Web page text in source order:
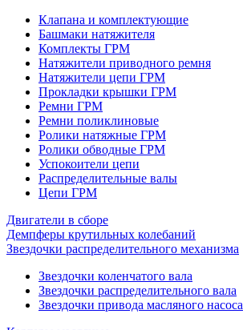
Клапана и комплектующие
Башмаки натяжителя
Комплекты ГРМ
Натяжители приводного ремня
Натяжители цепи ГРМ
Прокладки крышки ГРМ
Ремни ГРМ
Ремни поликлиновые
Ролики натяжные ГРМ
Ролики обводные ГРМ
Успокоители цепи
Распределительные валы
Цепи ГРМ
Двигатели в сборе
Демпферы крутильных колебаний
Звездочки распределительного механизма
Звездочки коленчатого вала
Звездочки распределительного вала
Звездочки привода масляного насоса